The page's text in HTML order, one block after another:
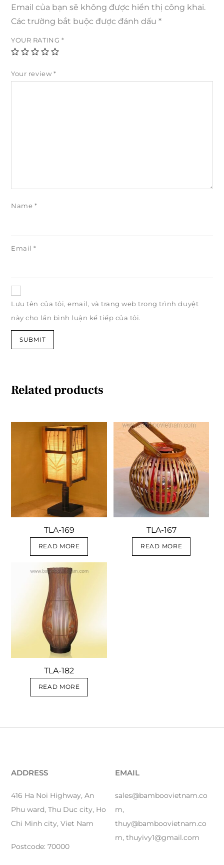
Email của bạn sẽ không được hiển thị công khai.
Các trường bắt buộc được đánh dấu*
YOUR RATING *
Your review *
Name *
Email*
Lưu tên của tôi, email, và trang web trong trình duyệt
này cho lần bình luận kế tiếp của tôi.
Related products
TLA-169
READ MORE
TLA-167
READ MORE
TLA-182
READ MORE
ADDRESS
416 Ha Noi Highway, An
Phu ward, Thu Duc city, Ho
Chi Minh city, Viet Nam
Postcode: 70000
EMAIL
sales@bamboovietnam.co
m,
thuy@bamboovietnam.co
m, thuyivy1@gmail.com